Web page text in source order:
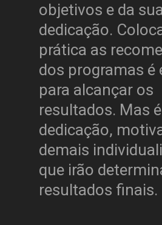
objetivos e da
dedicação.
prática as
dos programas é
para alcançar os
resultados. Mas
dedicação,
demais
que irão
resultados finais.